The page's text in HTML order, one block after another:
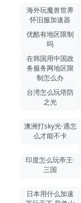
海外玩魔兽世界
怀旧服加速器
优酷有地区限制
吗
在韩国用中国政
务服务网地区限
制怎么办
台湾怎么玩塔防
之光
澳洲打sky光·遇怎
么才能不卡
印度怎么玩帝王·
三国
日本用什么加速